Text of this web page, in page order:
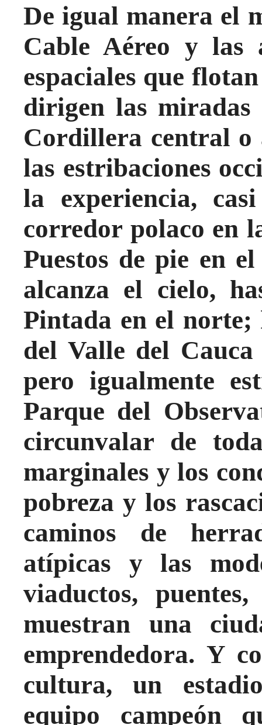
De igual manera el
Cable Aéreo y las
espaciales que
dirigen las
Cordillera central o
las estribaciones
la experiencia,
corredor polaco en
Puestos de pie en
alcanza el cielo,
Pintada en el norte;
del Valle del
pero igualmente
Parque del
circunvalar de
marginales y los
pobreza y los
caminos de
atípicas y las
viaductos,
muestran una
emprendedora. Y
cultura, un
equipo campeón